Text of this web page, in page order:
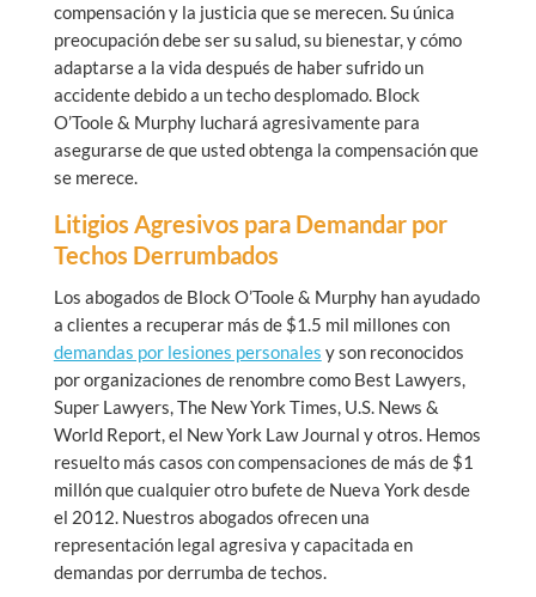
compensación y la justicia que se merecen. Su única
preocupación debe ser su salud, su bienestar, y cómo
adaptarse a la vida después de haber sufrido un
accidente debido a un techo desplomado. Block
O’Toole & Murphy luchará agresivamente para
asegurarse de que usted obtenga la compensación que
se merece.
Litigios Agresivos para Demandar por
Techos Derrumbados
Los abogados de Block O’Toole & Murphy han ayudado
a clientes a recuperar más de $1.5 mil millones con
demandas por lesiones personales y son reconocidos
por organizaciones de renombre como Best Lawyers,
Super Lawyers, The New York Times, U.S. News &
World Report, el New York Law Journal y otros. Hemos
resuelto más casos con compensaciones de más de $1
millón que cualquier otro bufete de Nueva York desde
el 2012. Nuestros abogados ofrecen una
representación legal agresiva y capacitada en
demandas por derrumba de techos.